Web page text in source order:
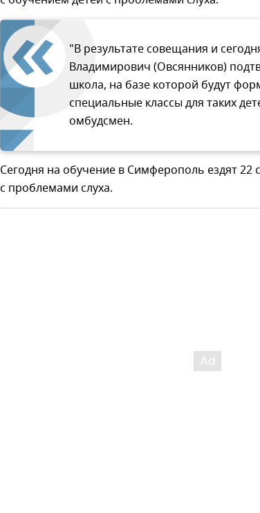
"В результате совещания и
Владимирович (Овсянников)
школа, на базе которой будут
специальные классы для таких
омбудсмен.
Сегодня на обучение в Симферополь ездят 22
с проблемами слуха.